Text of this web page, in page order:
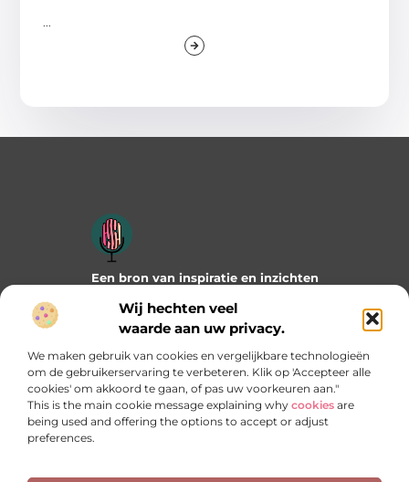
Wij hechten veel
waarde aan uw privacy.
We maken gebruik van cookies en vergelijkbare technologieën
om de gebruikerservaring te verbeteren. Klik op 'Accepteer alle
cookies' om akkoord te gaan, of pas uw voorkeuren aan."
This is the main cookie message explaining why cookies are
being used and offering the options to accept or adjust
preferences.
...
Een bron van inspiratie en inzichten
praktische tips en verrassende invalshoeken die je verder
helpen. Laat je inspireren door wat mogelijk is!
Bericht categorie
Onze informatie